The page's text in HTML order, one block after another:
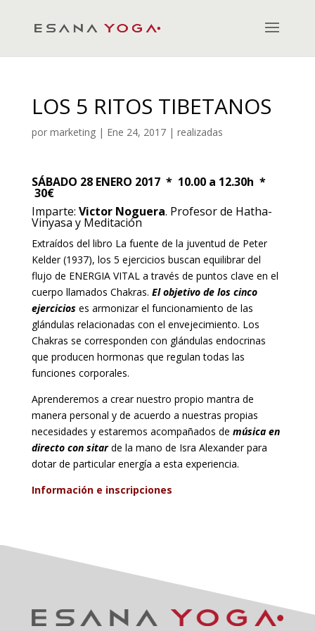
LOS 5 RITOS TIBETANOS
por marketing| Ene 24, 2017| realizadas
SÁBADO 28 ENERO 2017* 10.00 a 12.30h *
30€
Imparte: Victor Noguera. Profesor de Hatha-
Vinyasa y Meditación
Extraídos del libro La fuente de la juventud de Peter
Kelder (1937), los 5 ejercicios buscan equilibrar del
flujo de ENERGIA VITAL a través de puntos clave en el
cuerpo llamados Chakras. El objetivo de los cinco
ejercicioses armonizar el funcionamiento de las
glándulas relacionadas con el envejecimiento. Los
Chakras se corresponden con glándulas endocrinas
que producen hormonas que regulan todas las
funciones corporales.
Aprenderemos a crear nuestro propio mantra de
manera personal y de acuerdo a nuestras propias
necesidades y estaremos acompañados de música en
directo con sitarde la mano de Isra Alexander para
dotar de particular energía a esta experiencia.
Información e inscripciones